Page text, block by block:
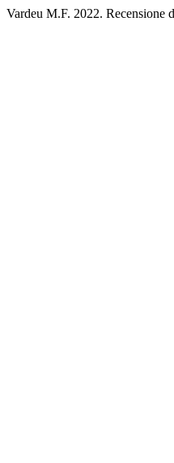
Vardeu M.F. 2022.